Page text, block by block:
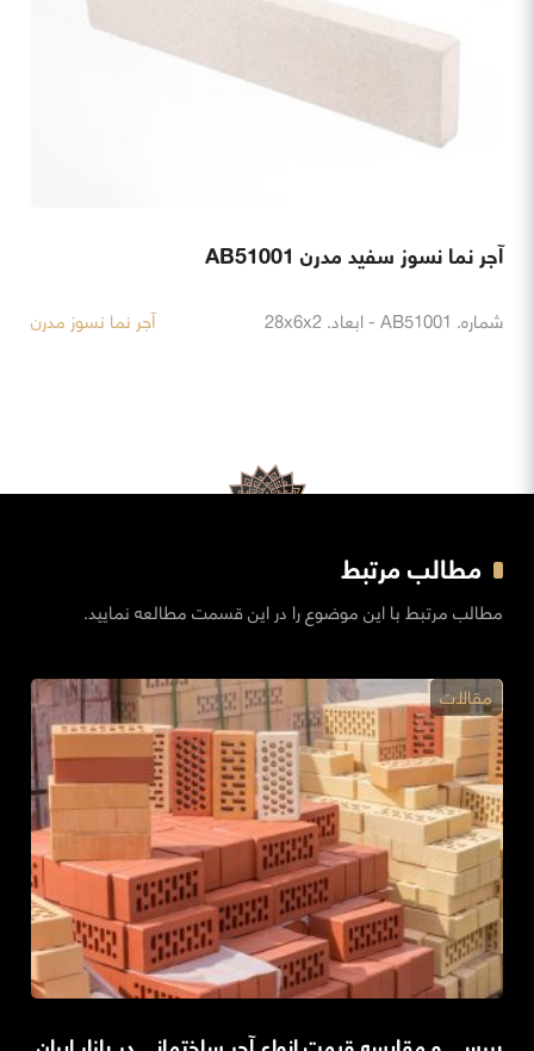
آجر نما نسوز سفید مدرن AB51001
شماره. AB51001 - ابعاد. 28x6x2 آجر نما نسوز مدرن
مطالب مرتبط
مطالب مرتبط با این موضوع را در این قسمت مطالعه نمایید.
مقالات